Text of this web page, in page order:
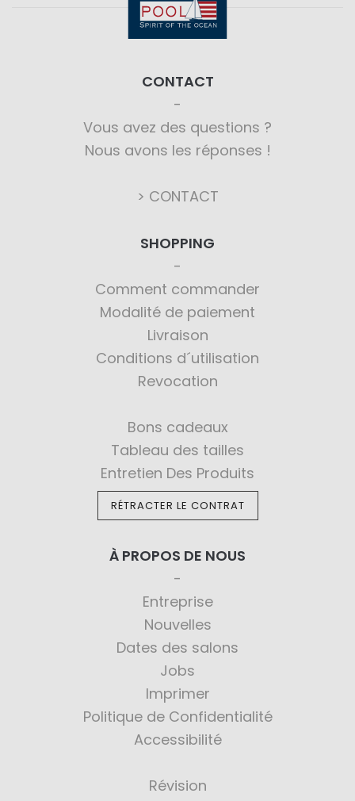
CONTACT
Vous avez des questions ?
Nous avons les réponses !
> CONTACT
SHOPPING
Comment commander
Modalité de paiement
Livraison
Conditions d´utilisation
Revocation
Bons cadeaux
Tableau des tailles
Entretien Des Produits
RÉTRACTER LE CONTRAT
À PROPOS DE NOUS
Entreprise
Nouvelles
Dates des salons
Jobs
Imprimer
Politique de Confidentialité
Accessibilité
Révision